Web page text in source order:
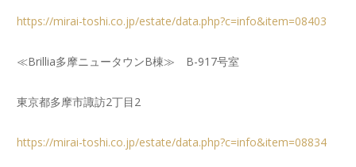
https://mirai-toshi.co.jp/estate/data.php?c=info&item=08403
≪Brillia多摩ニュータウンB棟≫ B-917号室
東京都多摩市諏訪2丁目2
https://mirai-toshi.co.jp/estate/data.php?c=info&item=08834